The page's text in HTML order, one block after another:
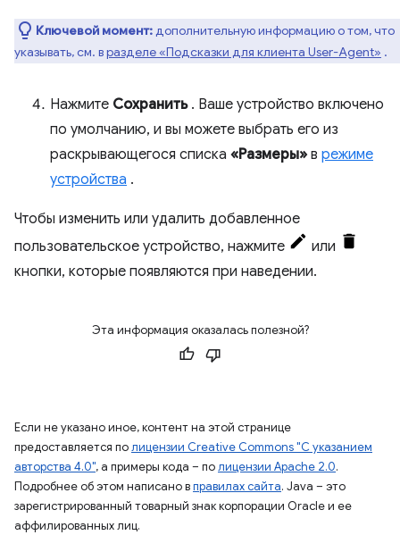
Ключевой момент:дополнительную информацию о том, что
указывать, см. вразделе «Подсказки для клиента User-Agent» .
Нажмите Сохранить. Ваше устройство включено
по умолчанию, и вы можете выбрать его из
раскрывающегося списка «Размеры» в режиме
устройства .
Чтобы изменить или удалить добавленное
пользовательское устройство, нажмите
или
кнопки, которые появляются при наведении.
Эта информация оказалась полезной?
Если не указано иное, контент на этой странице
предоставляется полицензии Creative Commons "С указанием
авторства 4.0", а примеры кода – полицензии Apache 2.0.
Подробнее об этом написано вправилах сайта. Java – это
зарегистрированный товарный знак корпорации Oracle и ее
аффилированных лиц.